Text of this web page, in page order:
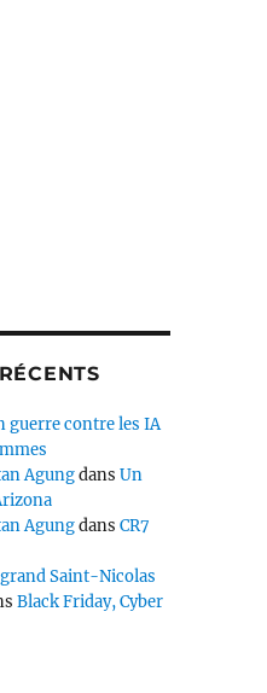
guerre contre les IA
AgungdansUn
AgungdansCR7
grand Saint-Nicolas
Black Friday, Cyber